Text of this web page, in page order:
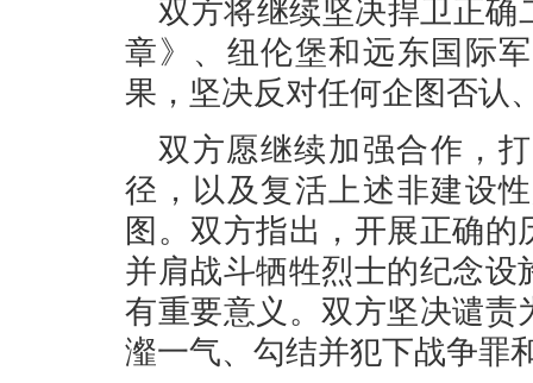
双方将继续坚决捍卫正确
章》、纽伦堡和远东国际
果，坚决反对任何企图否认
双方愿继续加强合作，
径，以及复活上述非建设
图。双方指出，开展正确
并肩战斗牺牲烈士的纪念
有重要意义。双方坚决谴
瀣一气、勾结并犯下战争罪